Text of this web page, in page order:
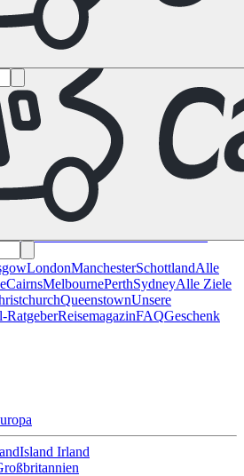
in
TorontoVancouver
Alle Ziele in den
Miami New YorkSan
Alle Reiseziele in
Leipzig München Stuttgart
NizzaParis Toulouse
Alle
Rom Sardinien
Alle Reiseziele in
LondonManchesterSchottlandAlle
CairnsMelbournePerthSydneyAlle Ziele
QueenstownUnsere
RatgeberReisemagazinFAQGeschenk
Island Irland